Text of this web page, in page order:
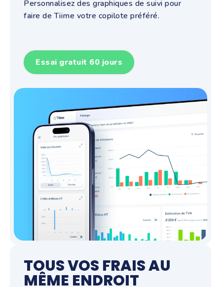
Personnalisez des graphiques de suivi pour
faire de Tiime votre copilote préféré.
Essai gratuit 60 jours
TOUS VOS FRAIS AU
MÊME ENDROIT